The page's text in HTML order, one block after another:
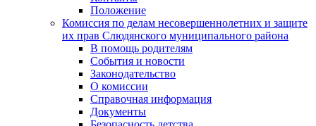
Положение
Комиссия по делам несовершеннолетних и защите
их прав Слюдянского муниципального района
В помощь родителям
События и новости
Законодательство
О комиссии
Справочная информация
Документы